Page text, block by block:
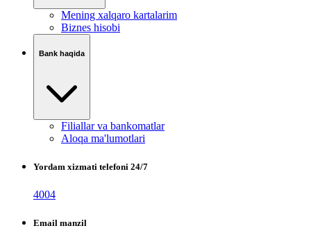
Mening xalqaro kartalarim
Biznes hisobi
Bank haqida
Filiallar va bankomatlar
Aloqa ma'lumotlari
Yordam xizmati telefoni 24/7
4004
Email manzil